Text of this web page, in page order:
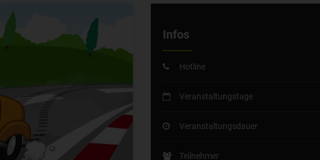
Infos
Hotline
Veranstaltungstage
Veranstaltungsdauer
Teilnehmer